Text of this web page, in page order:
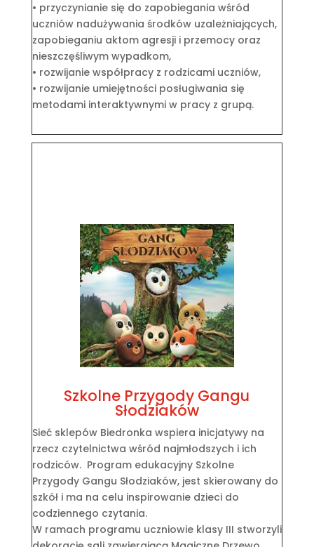
• przyczynianie się do zapobiegania wśród
uczniów nadużywania środków uzależniających,
zapobieganiu aktom agresji i przemocy oraz
nieszczęśliwym wypadkom,
• rozwijanie współpracy z rodzicami uczniów,
• rozwijanie umiejętności posługiwania się
metodami interaktywnymi w pracy z grupą.
Szkolne Przygody Gangu
Słodziaków
Sieć sklepów Biedronka wspiera inicjatywy na
rzecz czytelnictwa wśród najmłodszych i ich
rodziców. Program edukacyjny Szkolne
Przygody Gangu Słodziaków, jest skierowany do
szkół i ma na celu inspirowanie dzieci do
codziennego czytania.
W ramach programu uczniowie klasy III stworzyli